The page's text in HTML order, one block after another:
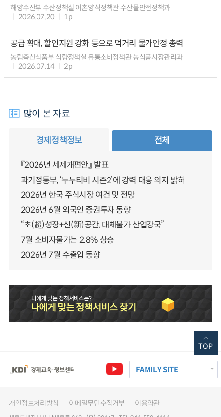
해양수산부 수산정책실 어촌양식정책관 수산물안전정책과
2026.07.20
1p
공급 확대, 할인지원 강화 등으로 먹거리 물가안정 총력
농림축산식품부 식량정책실 유통소비정책관 농식품시장관리과
2026.07.14
2p
많이 본 자료
경제정책정보 전체
『2026년 세제개편안』 발표
과기정통부, ‘누누티비 시즌2’에 강력 대응 의지 밝혀
2026년 한국 주식시장 여건 및 전망
2026년 6월 외국인 증권투자 동향
“초(超)성장+신(新)공간, 대체불가 산업강국”
7월 소비자물가는 2.8% 상승
2026년 7월 수출입 동향
FAMILY SITE
개인정보처리방침 이메일무단수집거부 이용약관
TOP